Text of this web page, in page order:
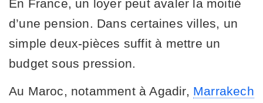
En France, un loyer peut avaler la moitié
d’une pension. Dans certaines villes, un
simple deux-pièces suffit à mettre un
budget sous pression.
Au Maroc, notamment à Agadir, Marrakech